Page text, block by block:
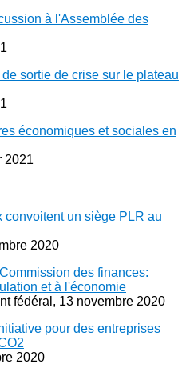
à l'Assemblée des
sortie de crise sur le plateau
économiques et sociales en
2021
convoitent un siège PLR au
2020
des finances:
et à l'économie
fédéral, 13 novembre 2020
pour des entreprises
2020